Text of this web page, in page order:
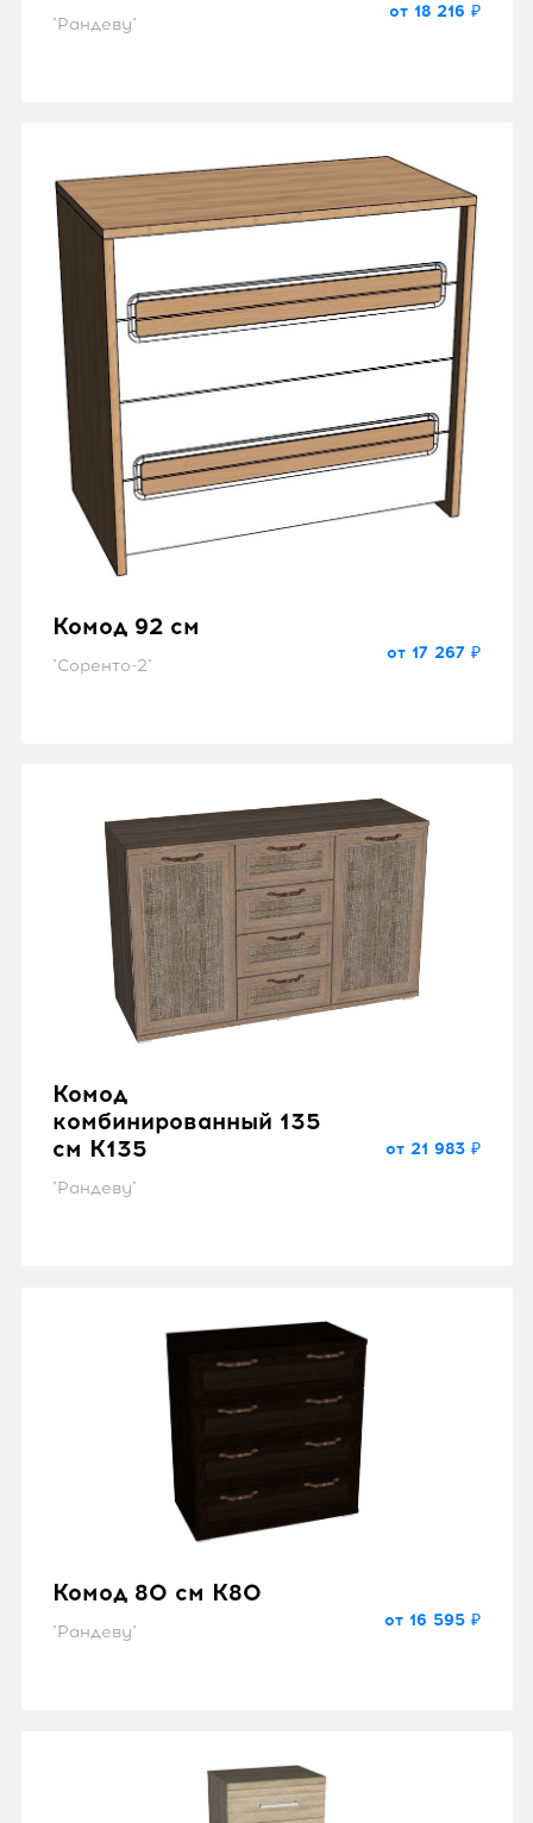
"Рандеву"
от 18 216 ₽
Комод 92 см
"Соренто-2"
от 17 267 ₽
Комод
комбинированный 135
см K135
"Рандеву"
от 21 983 ₽
Комод 80 см K80
"Рандеву"
от 16 595 ₽